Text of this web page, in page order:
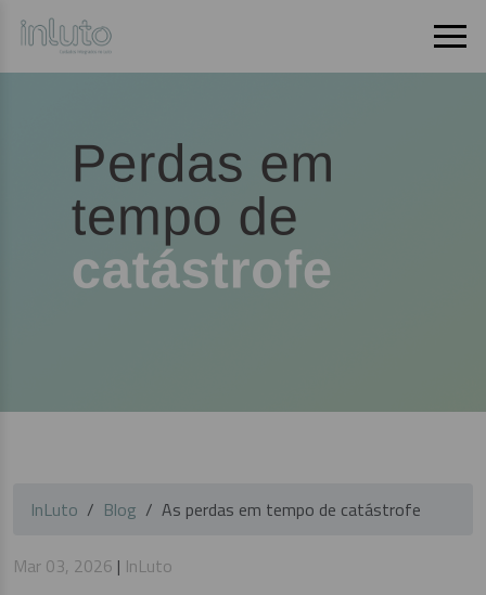
InLuto Blog As perdas em tempo de catástrofe
Mar 03, 2026 | InLuto